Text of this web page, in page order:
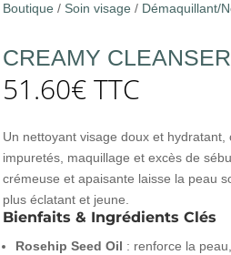
Boutique / Soin visage / Démaquillant/
CREAMY
51.60€ TTC
Un nettoyant visage doux et
impuretés, maquillage et excès de
crémeuse et apaisante laisse la peau
plus éclatant et jeune.
Bienfaits & Ingrédients Clés
Rosehip Seed Oil : renforce la